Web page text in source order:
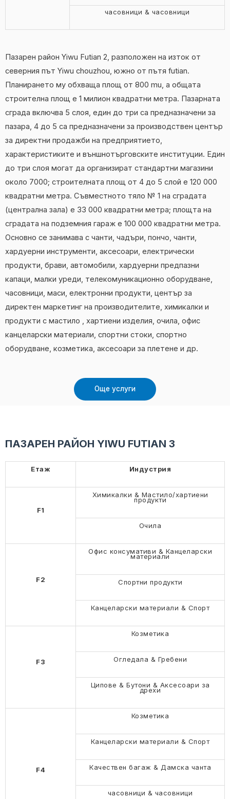
часовници & часовници
Пазарен район Yiwu Futian 2, разположен на изток от
северния път Yiwu chouzhou, южно от пътя futian.
Планирането му обхваща площ от 800 mu, а общата
строителна площ е 1 милион квадратни метра. Пазарната
сграда включва 5 слоя, един до три са предназначени за
пазара, 4 до 5 са ​​предназначени за производствен център
за директни продажби на предприятието,
характеристиките и външнотърговските институции. Един
до три слоя могат да организират стандартни магазини
около 7000; строителната площ от 4 до 5 слой е 120 000
квадратни метра. Съвместното тяло № 1 на сградата
(централна зала) е 33 000 квадратни метра; площта на
сградата на подземния гараж е 100 000 квадратни метра.
Основно се занимава с чанти, чадъри, пончо, чанти,
хардуерни инструменти, аксесоари, електрически
продукти, брави, автомобили, хардуерни предпазни
капаци, малки уреди, телекомуникационно оборудване,
часовници, маси, електронни продукти, център за
директен маркетинг на производителите, химикалки и
продукти с мастило , хартиени изделия, очила, офис
канцеларски материали, спортни стоки, спортно
оборудване, козметика, аксесоари за плетене и др.
Още услуги
ПАЗАРЕН РАЙОН YIWU FUTIAN 3
Етаж Индустрия
F1
Химикалки & Мастило/хартиени
продукти
Очила
F2
Офис консумативи & Канцеларски
материали
Спортни продукти
Канцеларски материали & Спорт
F3
Козметика
Огледала & Гребени
Ципове & Бутони & Аксесоари за
дрехи
F4
Козметика
Канцеларски материали & Спорт
Качествен багаж & Дамска чанта
часовници & часовници